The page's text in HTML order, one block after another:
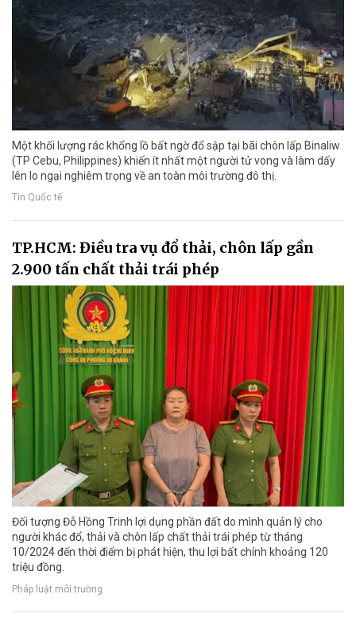
Một khối lượng rác khổng lồ bất ngờ đổ sập tại bãi chôn lấp Binaliw
(TP Cebu, Philippines) khiến ít nhất một người tử vong và làm dấy
lên lo ngại nghiêm trọng về an toàn môi trường đô thị.
Tin Quốc tế
TP.HCM: Điều tra vụ đổ thải, chôn lấp gần
2.900 tấn chất thải trái phép
Đối tượng Đỗ Hồng Trinh lợi dụng phần đất do mình quản lý cho
người khác đổ, thải và chôn lấp chất thải trái phép từ tháng
10/2024 đến thời điểm bị phát hiện, thu lợi bất chính khoảng 120
triệu đồng.
Pháp luật môi trường